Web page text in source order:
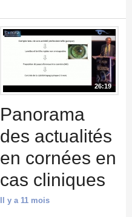
26:19
Panorama
des actualités
en cornées en
cas cliniques
Il y a 11 mois